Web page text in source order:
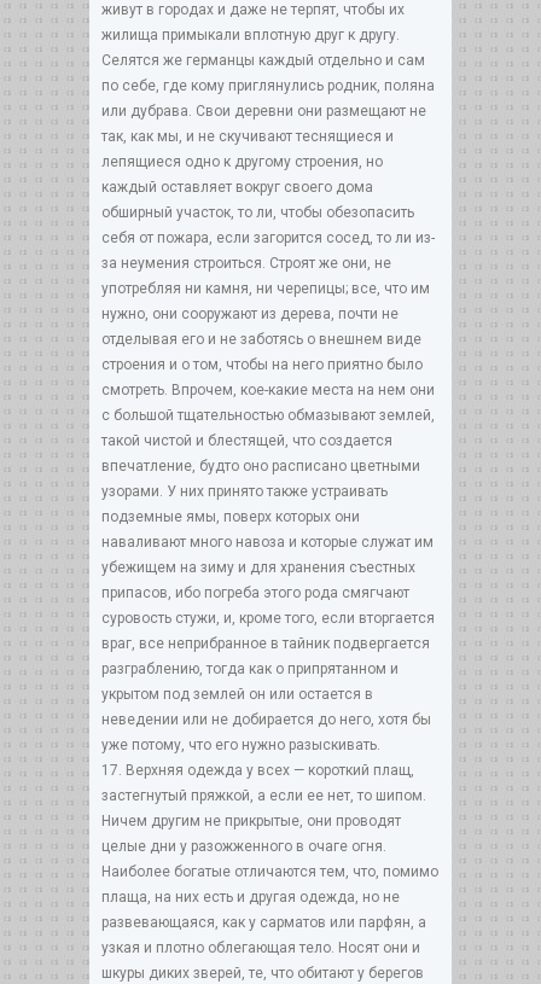
живут в городах и даже не терпят, чтобы их
жилища примыкали вплотную друг к другу.
Селятся же германцы каждый отдельно и сам
по себе, где кому приглянулись родник, поляна
или дубрава. Свои деревни они размещают не
так, как мы, и не скучивают теснящиеся и
лепящиеся одно к другому строения, но
каждый оставляет вокруг своего дома
обширный участок, то ли, чтобы обезопасить
себя от пожара, если загорится сосед, то ли из-
за неумения строиться. Строят же они, не
употребляя ни камня, ни черепицы; все, что им
нужно, они сооружают из дерева, почти не
отделывая его и не заботясь о внешнем виде
строения и о том, чтобы на него приятно было
смотреть. Впрочем, кое-какие места на нем они
с большой тщательностью обмазывают землей,
такой чистой и блестящей, что создается
впечатление, будто оно расписано цветными
узорами. У них принято также устраивать
подземные ямы, поверх которых они
наваливают много навоза и которые служат им
убежищем на зиму и для хранения съестных
припасов, ибо погреба этого рода смягчают
суровость стужи, и, кроме того, если вторгается
враг, все неприбранное в тайник подвергается
разграблению, тогда как о припрятанном и
укрытом под землей он или остается в
неведении или не добирается до него, хотя бы
уже потому, что его нужно разыскивать.
17. Верхняя одежда у всех — короткий плащ,
застегнутый пряжкой, а если ее нет, то шипом.
Ничем другим не прикрытые, они проводят
целые дни у разожженного в очаге огня.
Наиболее богатые отличаются тем, что, помимо
плаща, на них есть и другая одежда, но не
развевающаяся, как у сарматов или парфян, а
узкая и плотно облегающая тело. Носят они и
шкуры диких зверей, те, что обитают у берегов